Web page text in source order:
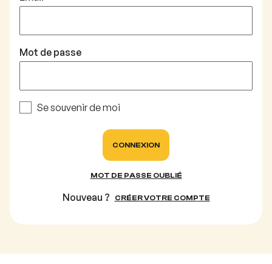
Mot de passe
Se souvenir de moi
CONNEXION
MOT DE PASSE OUBLIÉ
Nouveau ? CRÉER VOTRE COMPTE